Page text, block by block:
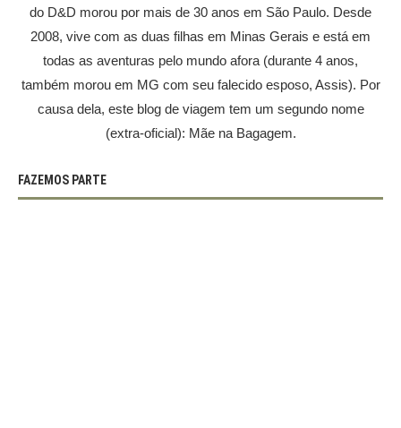
do D&D morou por mais de 30 anos em São Paulo. Desde
2008, vive com as duas filhas em Minas Gerais e está em
todas as aventuras pelo mundo afora (durante 4 anos,
também morou em MG com seu falecido esposo, Assis). Por
causa dela, este blog de viagem tem um segundo nome
(extra-oficial): Mãe na Bagagem.
FAZEMOS PARTE